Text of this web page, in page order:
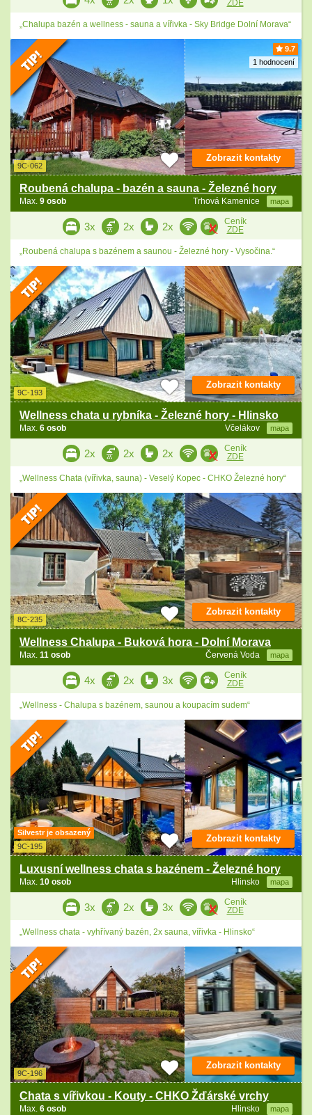
ZDE
„Chalupa bazén a wellness - sauna a vířivka - Sky Bridge Dolní Morava“
9.7
1 hodnocení
9C-062
Roubená chalupa - bazén a sauna - Železné hory
Trhová Kamenice mapa
Max. 9 osob
Zobrazit kontakty
3x 2x 2x
Ceník
ZDE
„Roubená chalupa s bazénem a saunou - Železné hory - Vysočina.“
9C-193
Wellness chata u rybníka - Železné hory - Hlinsko
Včelákov mapa
Max. 6 osob
Zobrazit kontakty
2x 2x 2x
Ceník
ZDE
„Wellness Chata (vířivka, sauna) - Veselý Kopec - CHKO Železné hory“
8C-235
Wellness Chalupa - Buková hora - Dolní Morava
Červená Voda mapa
Max. 11 osob
Zobrazit kontakty
4x 2x 3x
Ceník
ZDE
„Wellness - Chalupa s bazénem, saunou a koupacím sudem“
Silvestr je obsazený
9C-195
Luxusní wellness chata s bazénem - Železné hory
Hlinsko mapa
Max. 10 osob
Zobrazit kontakty
3x 2x 3x
Ceník
ZDE
„Wellness chata - vyhřívaný bazén, 2x sauna, vířivka - Hlinsko“
9C-196
Chata s vířivkou - Kouty - CHKO Žďárské vrchy
Hlinsko mapa
Max. 6 osob
Zobrazit kontakty